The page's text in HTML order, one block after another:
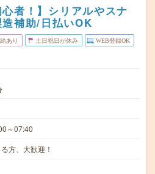
心者！】シリアルやスナ
補助/日払いOK
あり 土日祝日が休み WEB登録OK
～07:40
方、大歓迎！